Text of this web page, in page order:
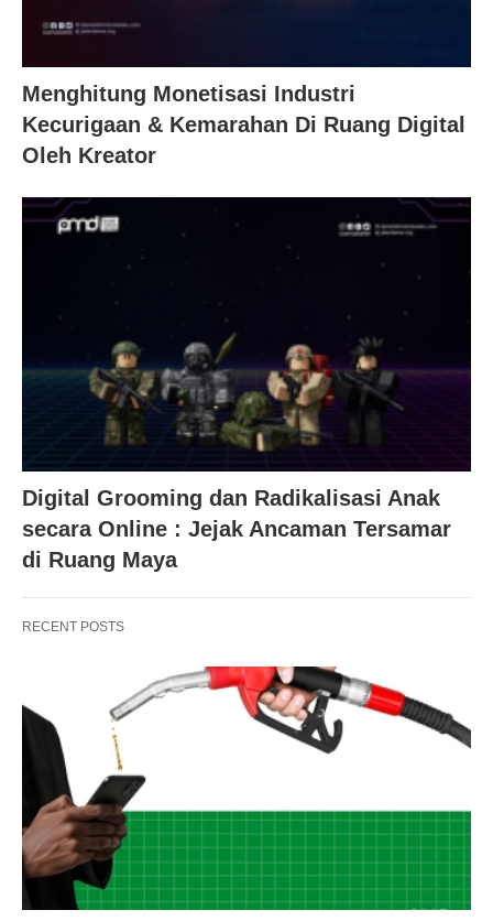
Menghitung Monetisasi Industri
Kecurigaan & Kemarahan Di Ruang Digital
Oleh Kreator
Digital Grooming dan Radikalisasi Anak
secara Online : Jejak Ancaman Tersamar
di Ruang Maya
RECENT POSTS